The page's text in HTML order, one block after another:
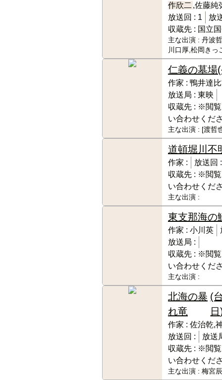
作欣二 ,佐藤純
放送回 : 1
放
収蔵先 : 国立
主な出演 : 丹波
川口厚,松岡きっ
仁義の墓場
作家 : 鴨井達
放送局 : 東映
収蔵先 : ※閲覧
い合わせくだ
主な出演 : [渡哲
道頓堀川 不
作家 :
放送回 :
収蔵先 : ※閲覧
い合わせくだ
主な出演 :
東支那海の
作家 : 小川英
放送局 :
収蔵先 : ※閲覧
い合わせくだ
主な出演 :
北海の暴
れ竜
(
作家 : 佐治乾,
放送回 :
放送
収蔵先 : ※閲覧
い合わせくだ
主な出演 : 梅宮